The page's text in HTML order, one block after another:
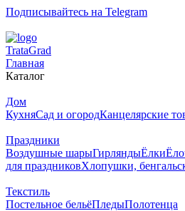
Подписывайтесь на Telegram
TrataGrad
Главная
Каталог
Дом
КухняСад и огородКанцелярские
Праздники
Воздушные шарыГирляндыЁлки
для праздниковХлопушки,
Текстиль
Постельное бельёПледыПолотенца